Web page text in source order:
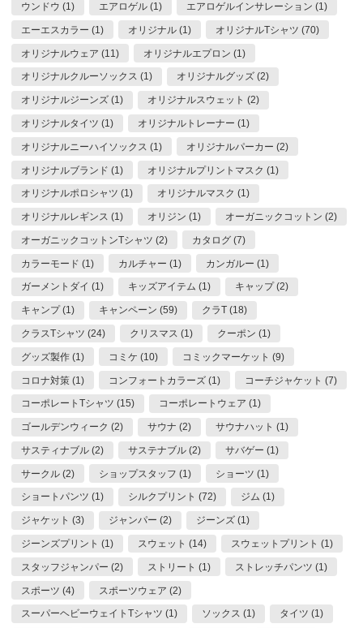
ウンドウ (1) エアロゲル (1) エアロゲルインサレーション (1)
エーエスカラー (1) オリジナル (1) オリジナルTシャツ (70)
オリジナルウェア (11) オリジナルエプロン (1)
オリジナルクルーソックス (1) オリジナルグッズ (2)
オリジナルジーンズ (1) オリジナルスウェット (2)
オリジナルタイツ (1) オリジナルトレーナー (1)
オリジナルニーハイソックス (1) オリジナルパーカー (2)
オリジナルブランド (1) オリジナルプリントマスク (1)
オリジナルポロシャツ (1) オリジナルマスク (1)
オリジナルレギンス (1) オリジン (1) オーガニックコットン (2)
オーガニックコットンTシャツ (2) カタログ (7)
カラーモード (1) カルチャー (1) カンガルー (1)
ガーメントダイ (1) キッズアイテム (1) キャップ (2)
キャンプ (1) キャンペーン (59) クラT (18)
クラスTシャツ (24) クリスマス (1) クーポン (1)
グッズ製作 (1) コミケ (10) コミックマーケット (9)
コロナ対策 (1) コンフォートカラーズ (1) コーチジャケット (7)
コーポレートTシャツ (15) コーポレートウェア (1)
ゴールデンウィーク (2) サウナ (2) サウナハット (1)
サスティナブル (2) サステナブル (2) サバゲー (1)
サークル (2) ショップスタッフ (1) ショーツ (1)
ショートパンツ (1) シルクプリント (72) ジム (1)
ジャケット (3) ジャンパー (2) ジーンズ (1)
ジーンズプリント (1) スウェット (14) スウェットプリント (1)
スタッフジャンパー (2) ストリート (1) ストレッチパンツ (1)
スポーツ (4) スポーツウェア (2)
スーパーヘビーウェイトTシャツ (1) ソックス (1) タイツ (1)